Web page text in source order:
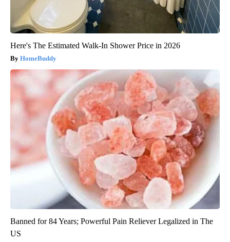
Here's The Estimated Walk-In Shower Price in 2026
HomeBuddy
Banned for 84 Years; Powerful Pain Reliever Legalized in The
US